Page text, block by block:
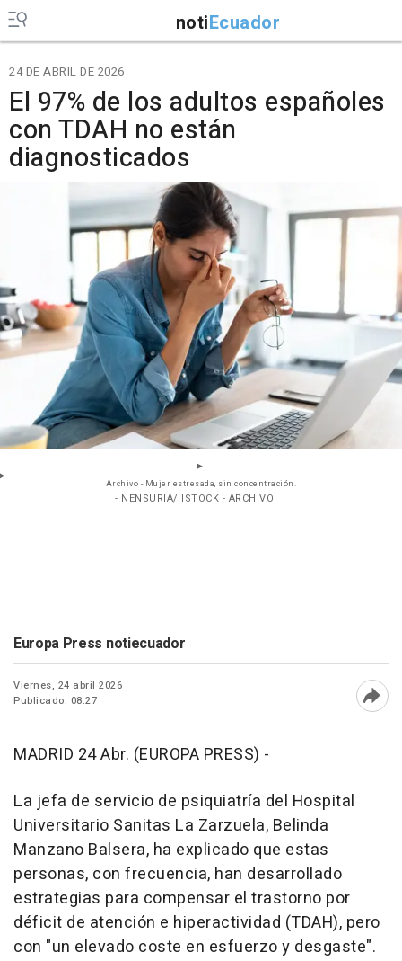
notiEcuador
24 DE ABRIL DE 2026
El 97% de los adultos españoles
con TDAH no están
diagnosticados
Archivo - Mujer estresada, sin concentración.
- NENSURIA/ ISTOCK - ARCHIVO
Europa Press notiecuador
Viernes, 24 abril 2026
Publicado: 08:27
MADRID 24 Abr. (EUROPA PRESS) -
La jefa de servicio de psiquiatría del Hospital
Universitario Sanitas La Zarzuela, Belinda
Manzano Balsera, ha explicado que estas
personas, con frecuencia, han desarrollado
estrategias para compensar el trastorno por
déficit de atención e hiperactividad (TDAH), pero
con "un elevado coste en esfuerzo y desgaste".